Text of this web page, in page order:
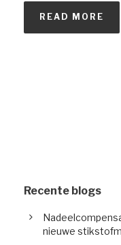
READ MORE
Recente blogs
nieuwe